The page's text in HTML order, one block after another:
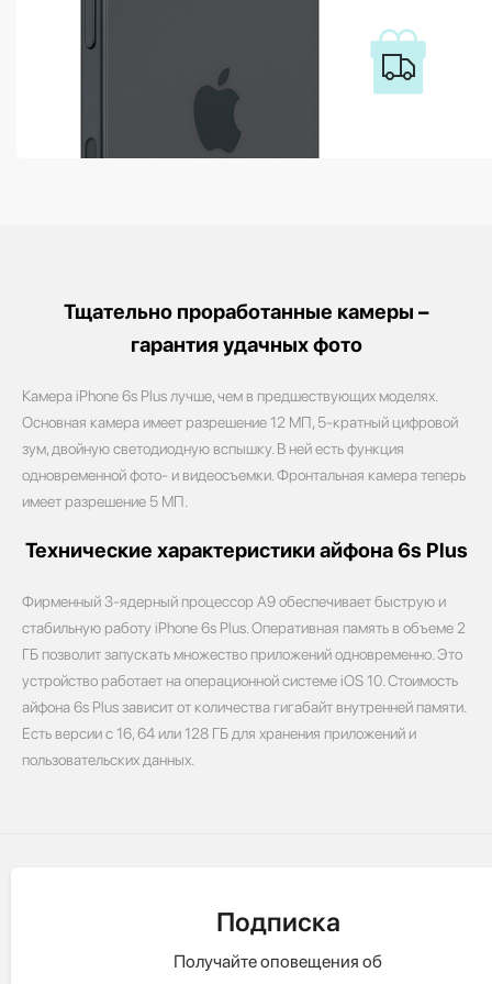
Тщательно проработанные камеры –
гарантия удачных фото
Камера iPhone 6s Plus лучше, чем в предшествующих моделях.
Основная камера имеет разрешение 12 МП, 5-кратный цифровой
зум, двойную светодиодную вспышку. В ней есть функция
одновременной фото- и видеосъемки. Фронтальная камера теперь
имеет разрешение 5 МП.
Технические характеристики айфона 6s Plus
Фирменный 3-ядерный процессор А9 обеспечивает быструю и
стабильную работу iPhone 6s Plus. Оперативная память в объеме 2
ГБ позволит запускать множество приложений одновременно. Это
устройство работает на операционной системе iOS 10. Стоимость
айфона 6s Plus зависит от количества гигабайт внутренней памяти.
Есть версии с 16, 64 или 128 ГБ для хранения приложений и
пользовательских данных.
Подписка
Получайте оповещения об